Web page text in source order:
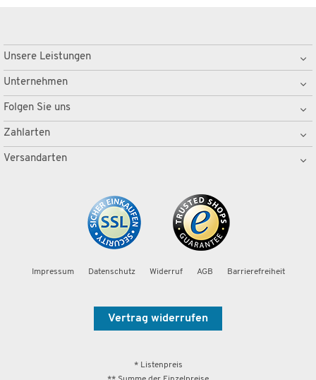
Unsere Leistungen
Unternehmen
Folgen Sie uns
Zahlarten
Versandarten
Impressum Datenschutz Widerruf AGB Barrierefreiheit
Vertrag widerrufen
* Listenpreis